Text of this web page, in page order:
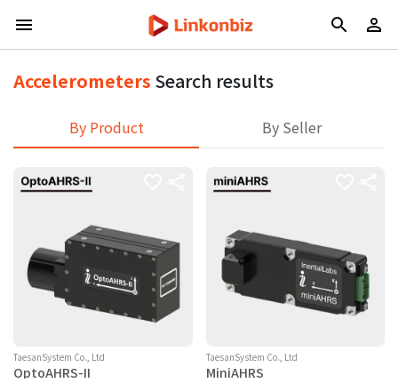
Accelerometers Search results
By Product By Seller
TaesanSystem Co., Ltd
OptoAHRS-II
TaesanSystem Co., Ltd
MiniAHRS